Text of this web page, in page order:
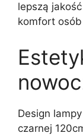
lepszą
komfort
Design
czarnej